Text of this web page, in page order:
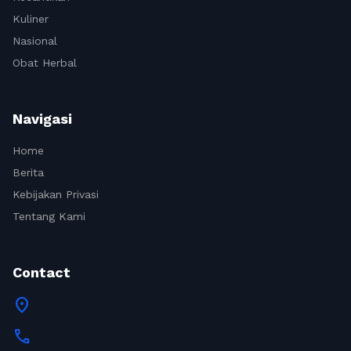
Kuliner
Nasional
Obat Herbal
Navigasi
Home
Berita
Kebijakan Privasi
Tentang Kami
Contact
location_on
call